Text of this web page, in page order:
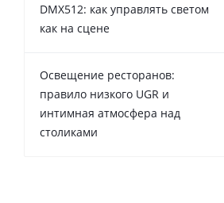
DMX512: как управлять светом
как на сцене
Освещение ресторанов:
правило низкого UGR и
интимная атмосфера над
столиками